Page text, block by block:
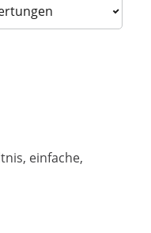
einfache,